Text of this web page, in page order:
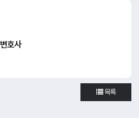
변호사
목록